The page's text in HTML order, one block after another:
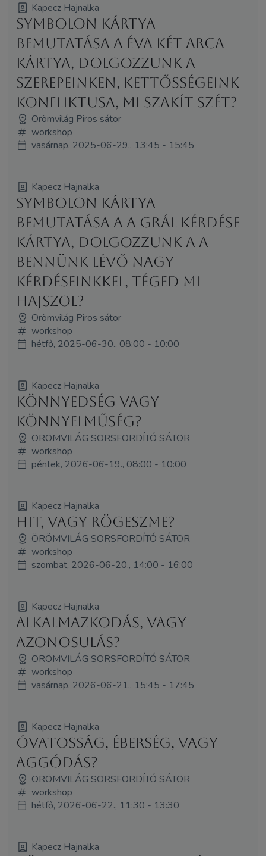
Kapecz Hajnalka
Symbolon kártya
bemutatása a Éva két arca
kártya, dolgozzunk a
szerepeinken, kettősségeink
konfliktusa, mi szakít szét?
Örömvilág Piros sátor
workshop
vasárnap, 2025-06-29., 13:45 - 15:45
Kapecz Hajnalka
Symbolon kártya
bemutatása a A Grál Kérdése
kártya, dolgozzunk a a
bennünk lévő nagy
kérdéseinkkel, téged mi
hajszol?
Örömvilág Piros sátor
workshop
hétfő, 2025-06-30., 08:00 - 10:00
Kapecz Hajnalka
Könnyedség vagy
könnyelműség?
ÖRÖMVILÁG SORSFORDÍTÓ SÁTOR
workshop
péntek, 2026-06-19., 08:00 - 10:00
Kapecz Hajnalka
Hit, vagy rögeszme?
ÖRÖMVILÁG SORSFORDÍTÓ SÁTOR
workshop
szombat, 2026-06-20., 14:00 - 16:00
Kapecz Hajnalka
Alkalmazkodás, vagy
azonosulás?
ÖRÖMVILÁG SORSFORDÍTÓ SÁTOR
workshop
vasárnap, 2026-06-21., 15:45 - 17:45
Kapecz Hajnalka
Óvatosság, éberség, vagy
aggódás?
ÖRÖMVILÁG SORSFORDÍTÓ SÁTOR
workshop
hétfő, 2026-06-22., 11:30 - 13:30
Kapecz Hajnalka